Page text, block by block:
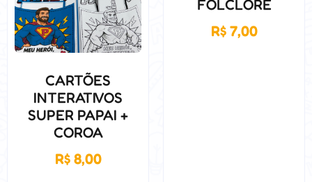
CARTÕES
INTERATIVOS
SUPER PAPAI +
COROA
R$8,00
FOLCLORE
R$7,00